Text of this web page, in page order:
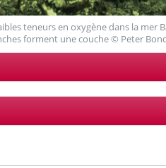
teneurs en oxygène dans la mer
forment une couche © Peter